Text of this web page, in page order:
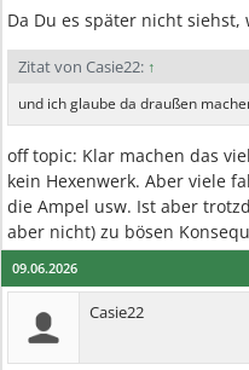
Da Du es später nicht
Zitat von Casie22: ↑
und ich glaube da draußen
off topic: Klar machen das
kein Hexenwerk. Aber viele
die Ampel usw. Ist aber
aber nicht) zu bösen
09.06.2026
Casie22